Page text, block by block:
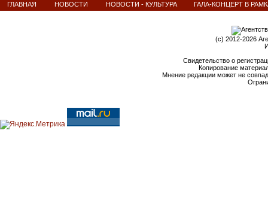
ГЛАВНАЯ НОВОСТИ НОВОСТИ - КУЛЬТУРА ГАЛА-КОНЦЕРТ В
(c) 2012-2026
Свидетельство о
Копирование
Мнение редакции может не